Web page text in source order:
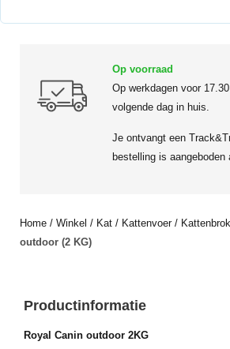
Op voorraad
Op werkdagen voor
volgende dag in huis.
Je ontvangt een
bestelling is aangeboden
Home / Winkel / Kat / Kattenvoer/
outdoor (2 KG)
Productinformatie
Royal Canin outdoor 2KG